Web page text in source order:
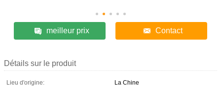
meilleur prix Contact
Détails sur le produit
Lieu d'origine:
La Chine